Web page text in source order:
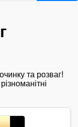
та розваг!